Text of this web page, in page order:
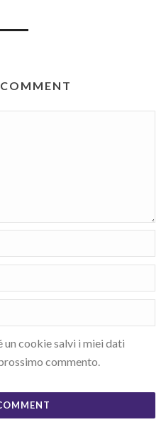
un cookie salvi i miei dati
commento.